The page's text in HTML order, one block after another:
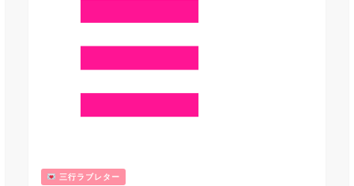
三行ラブレター